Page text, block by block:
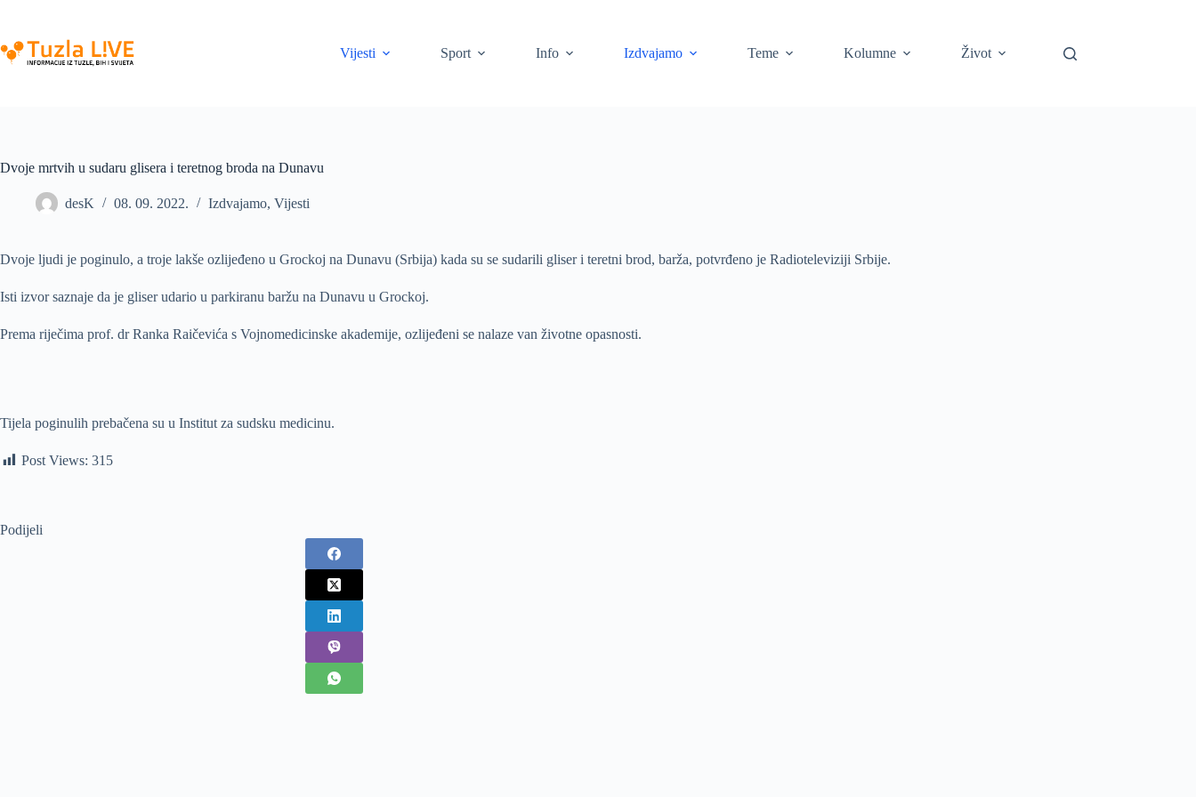
content
Vijesti
Sport Info Izdvajamo Teme Kolumne Život
Dvoje mrtvih u sudaru glisera i teretnog broda na Dunavu
desK 08. 09. 2022. Izdvajamo, Vijesti
Dvoje ljudi je poginulo, a troje lakše ozlijeđeno u Grockoj na Dunavu (Srbija) kada su se sudarili gliser i teretni brod, barža, potvrđeno je Radioteleviziji Srbije.
Isti izvor saznaje da je gliser udario u parkiranu baržu na Dunavu u Grockoj.
Prema riječima prof. dr Ranka Raičevića s Vojnomedicinske akademije, ozlijeđeni se nalaze van životne opasnosti.
Tijela poginulih prebačena su u Institut za sudsku medicinu.
Post Views: 315
Podijeli